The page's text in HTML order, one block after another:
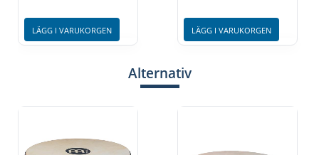
LÄGG I VARUKORGEN LÄGG I VARUKORGEN
Alternativ